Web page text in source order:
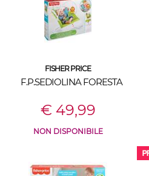
FISHER PRICE
F.P.SEDIOLINA FORESTA
€ 49,99
NON DISPONIBILE